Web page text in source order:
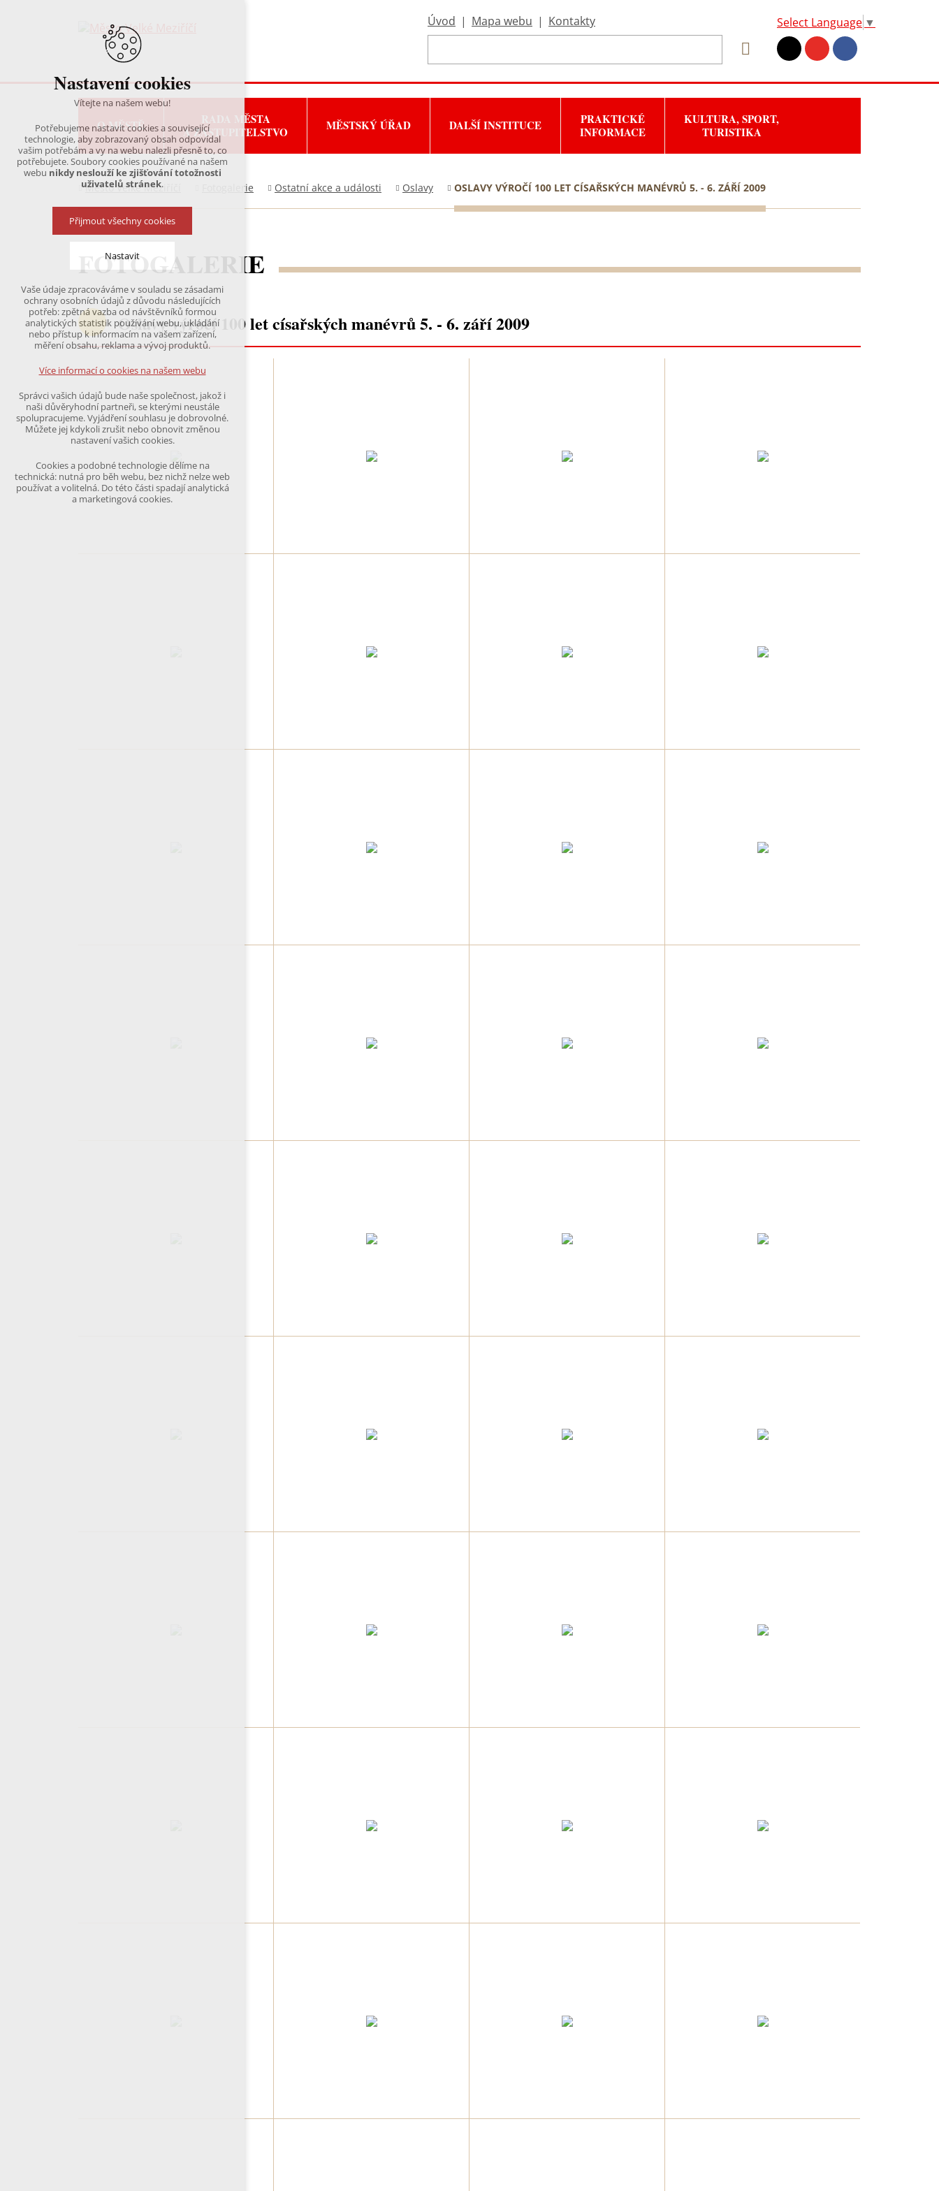
Úvod | Mapa webu | Kontakty Select Language ▼
O MĚSTĚ
RADA MĚSTA
A ZASTUPITELSTVO
MĚSTSKÝ ÚŘAD DALŠÍ INSTITUCE
PRAKTICKÉ
INFORMACE
KULTURA, SPORT,
TURISTIKA
Město Velké Meziříčí Fotogalerie Ostatní akce a události Oslavy OSLAVY VÝROČÍ 100 LET CÍSAŘSKÝCH MANÉVRŮ 5. - 6. ZÁŘÍ 2009
FOTOGALERIE
Oslavy výročí 100 let císařských manévrů 5. - 6. září 2009
Nastavení cookies
Vítejte na našem webu!
Potřebujeme nastavit cookies a související
technologie, aby zobrazovaný obsah odpovídal
vašim potřebám a vy na webu nalezli přesně to, co
potřebujete. Soubory cookies používané na našem
webu nikdy neslouží ke zjišťování totožnosti
uživatelů stránek.
Přijmout všechny cookies
Nastavit
Technická cookies
nutná pro provozování webu
udržení kontextu stránek (session): případná
přihlášení, volby jazyka, apod.
analytická pro anonymizované vyhodnocení
návštěvnosti
marketingová cookies
(Google,Hotjar,Leadfeeder))
Více informací o cookies na našem webu
Přijmout všechny cookies
Odmítnout vše
Vaše údaje zpracováváme v souladu se zásadami
ochrany osobních údajů z důvodu následujících
potřeb: zpětná vazba od návštěvníků formou
analytických statistik používání webu, ukládání
nebo přístup k informacím na vašem zařízení,
měření obsahu, reklama a vývoj produktů.
Více informací o cookies na našem webu
Správci vašich údajů bude naše společnost, jakož i
naši důvěryhodní partneři, se kterými neustále
spolupracujeme. Vyjádření souhlasu je dobrovolné.
Můžete jej kdykoli zrušit nebo obnovit změnou
nastavení vašich cookies.
Cookies a podobné technologie dělíme na
technická: nutná pro běh webu, bez nichž nelze web
používat a volitelná. Do této části spadají analytická
a marketingová cookies.